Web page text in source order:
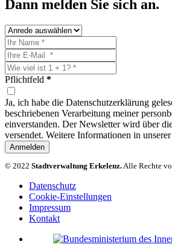
Dann melden Sie sich an.
Pflichtfeld *
Ja, ich habe die Datenschutzerklärung
beschriebenen Verarbeitung meiner
einverstanden. Der Newsletter wird über
versendet. Weitere Informationen in unserer
Anmelden
© 2022 Stadtverwaltung Erkelenz.Alle Rechte
Datenschutz
Cookie-Einstellungen
Impressum
Kontakt